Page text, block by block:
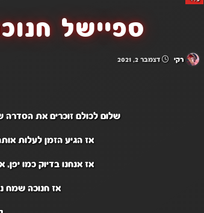
ספיישל
רקי דצמבר 2, 2021
שלום לכולם זוכרים את
אז הגיע הזמן לעלות אותה סוף סוף כל 9
אז אנחנו בדיוק כמו
אז חנוכה שמח